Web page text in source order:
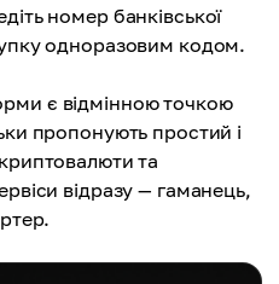
номер банківської
одноразовим кодом.
є відмінною точкою
пропонують простий і
та
відразу — гаманець,